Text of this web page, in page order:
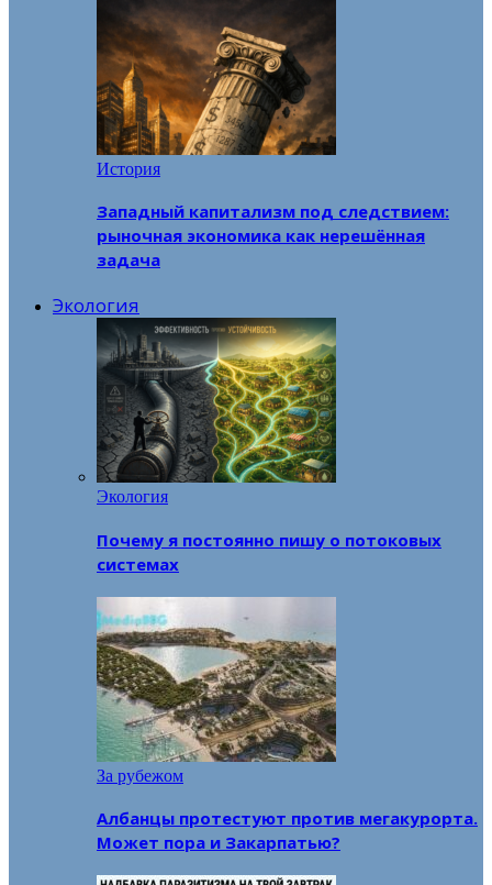
История
Западный капитализм под следствием:
рыночная экономика как нерешённая
задача
Экология
Экология
Почему я постоянно пишу о потоковых
системах
За рубежом
Албанцы протестуют против мегакурорта.
Может пора и Закарпатью?